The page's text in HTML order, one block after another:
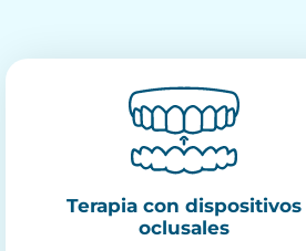
Terapia con dispositivos
oclusales